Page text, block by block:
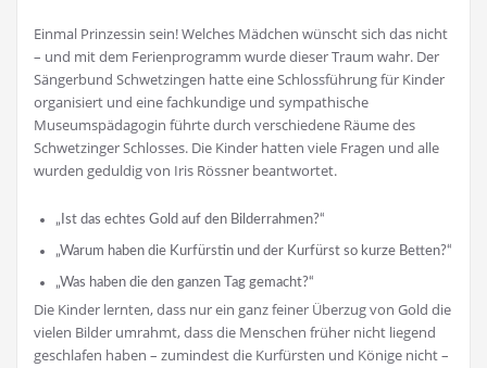
Einmal Prinzessin sein! Welches Mädchen wünscht sich das nicht
– und mit dem Ferienprogramm wurde dieser Traum wahr. Der
Sängerbund Schwetzingen hatte eine Schlossführung für Kinder
organisiert und eine fachkundige und sympathische
Museumspädagogin führte durch verschiedene Räume des
Schwetzinger Schlosses. Die Kinder hatten viele Fragen und alle
wurden geduldig von Iris Rössner beantwortet.
„Ist das echtes Gold auf den Bilderrahmen?“
„Warum haben die Kurfürstin und der Kurfürst so kurze Betten?“
„Was haben die den ganzen Tag gemacht?“
Die Kinder lernten, dass nur ein ganz feiner Überzug von Gold die
vielen Bilder umrahmt, dass die Menschen früher nicht liegend
geschlafen haben – zumindest die Kurfürsten und Könige nicht –